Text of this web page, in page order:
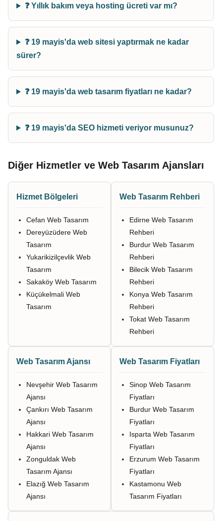
❓ Yıllık bakım veya hosting ücreti var mı?
❓ 19 mayis'da web sitesi yaptırmak ne kadar
sürer?
❓ 19 mayis'da web tasarım fiyatları ne kadar?
❓ 19 mayis'da SEO hizmeti veriyor musunuz?
Diğer Hizmetler ve Web Tasarım Ajansları
Hizmet Bölgeleri
Cefan Web Tasarım
Dereyüzüdere Web
Tasarım
Yukarikizilçevlik Web
Tasarım
Sakaköy Web Tasarım
Küçükelmali Web
Tasarım
Web Tasarım Rehberi
Edirne Web Tasarım
Rehberi
Burdur Web Tasarım
Rehberi
Bilecik Web Tasarım
Rehberi
Konya Web Tasarım
Rehberi
Tokat Web Tasarım
Rehberi
Web Tasarım Ajansı
Nevşehir Web Tasarım
Ajansı
Çankırı Web Tasarım
Ajansı
Hakkari Web Tasarım
Ajansı
Zonguldak Web
Tasarım Ajansı
Elazığ Web Tasarım
Ajansı
Web Tasarım Fiyatları
Sinop Web Tasarım
Fiyatları
Burdur Web Tasarım
Fiyatları
Isparta Web Tasarım
Fiyatları
Erzurum Web Tasarım
Fiyatları
Kastamonu Web
Tasarım Fiyatları